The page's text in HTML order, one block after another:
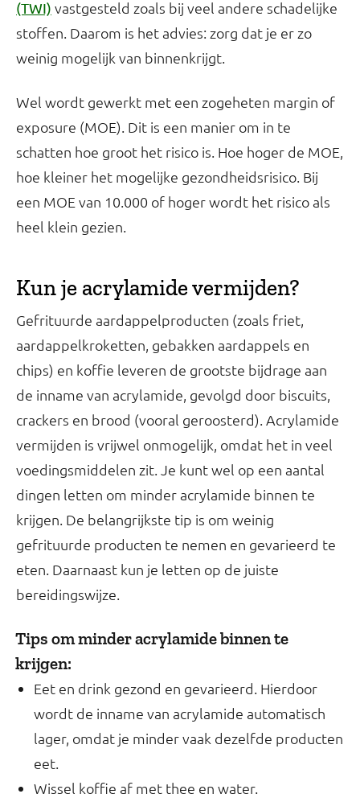
(TWI) vastgesteld zoals bij veel andere schadelijke
stoffen. Daarom is het advies: zorg dat je er zo
weinig mogelijk van binnenkrijgt.
Wel wordt gewerkt met een zogeheten margin of
exposure (MOE). Dit is een manier om in te
schatten hoe groot het risico is. Hoe hoger de MOE,
hoe kleiner het mogelijke gezondheidsrisico. Bij
een MOE van 10.000 of hoger wordt het risico als
heel klein gezien.
Kun je acrylamide vermijden?
Gefrituurde aardappelproducten (zoals friet,
aardappelkroketten, gebakken aardappels en
chips) en koffie leveren de grootste bijdrage aan
de inname van acrylamide, gevolgd door biscuits,
crackers en brood (vooral geroosterd). Acrylamide
vermijden is vrijwel onmogelijk, omdat het in veel
voedingsmiddelen zit. Je kunt wel op een aantal
dingen letten om minder acrylamide binnen te
krijgen. De belangrijkste tip is om weinig
gefrituurde producten te nemen en gevarieerd te
eten. Daarnaast kun je letten op de juiste
bereidingswijze.
Tips om minder acrylamide binnen te
krijgen:
Eet en drink gezond en gevarieerd. Hierdoor
wordt de inname van acrylamide automatisch
lager, omdat je minder vaak dezelfde producten
eet.
Wissel koffie af met thee en water.